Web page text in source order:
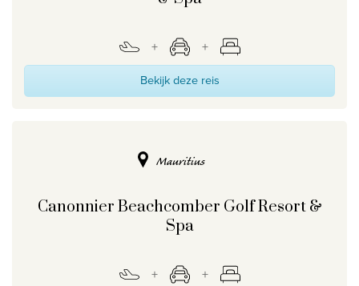
Bekijk deze reis
Mauritius
Canonnier Beachcomber Golf Resort &
Spa